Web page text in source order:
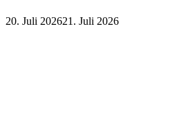
20. Juli 202621. Juli 2026